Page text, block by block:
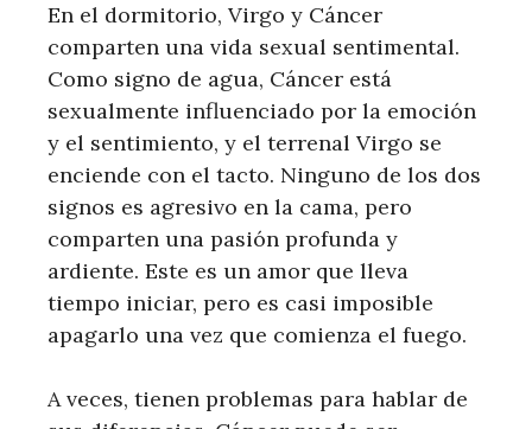
En el dormitorio, Virgo y Cáncer
comparten una vida sexual sentimental.
Como signo de agua, Cáncer está
sexualmente influenciado por la emoción
y el sentimiento, y el terrenal Virgo se
enciende con el tacto. Ninguno de los dos
signos es agresivo en la cama, pero
comparten una pasión profunda y
ardiente. Este es un amor que lleva
tiempo iniciar, pero es casi imposible
apagarlo una vez que comienza el fuego.
A veces, tienen problemas para hablar de